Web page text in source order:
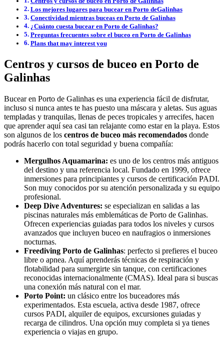
Los mejores lugares para bucear en Porto deGalinhas
Conectividad mientras buceas en Porto de Galinhas
¿Cuánto cuesta bucear en Porto de Galinhas?
Preguntas frecuentes sobre el buceo en Porto de Galinhas
Plans that may interest you
Centros y cursos de buceo en Porto de
Galinhas
Bucear en Porto de Galinhas es una experiencia fácil de disfrutar,
incluso si nunca antes te has puesto una máscara y aletas. Sus aguas
templadas y tranquilas, llenas de peces tropicales y arrecifes, hacen
que aprender aquí sea casi tan relajante como estar en la playa. Estos
son algunos de los centros de buceo más recomendados donde
podrás hacerlo con total seguridad y buena compañía:
Mergulhos Aquamarina: es uno de los centros más antiguos
del destino y una referencia local. Fundado en 1999, ofrece
inmersiones para principiantes y cursos de certificación PADI.
Son muy conocidos por su atención personalizada y su equipo
profesional.
Deep Dive Adventures: se especializan en salidas a las
piscinas naturales más emblemáticas de Porto de Galinhas.
Ofrecen experiencias guiadas para todos los niveles y cursos
avanzados que incluyen buceo en naufragios o inmersiones
nocturnas.
Freediving Porto de Galinhas: perfecto si prefieres el buceo
libre o apnea. Aquí aprenderás técnicas de respiración y
flotabilidad para sumergirte sin tanque, con certificaciones
reconocidas internacionalmente (CMAS). Ideal para si buscas
una conexión más natural con el mar.
Porto Point: un clásico entre los buceadores más
experimentados. Esta escuela, activa desde 1987, ofrece
cursos PADI, alquiler de equipos, excursiones guiadas y
recarga de cilindros. Una opción muy completa si ya tienes
experiencia o viajas en grupo.